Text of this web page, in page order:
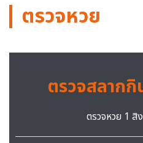
ตรวจหวย
ตรวจสลาก
ตรวจหวย 1 สิ